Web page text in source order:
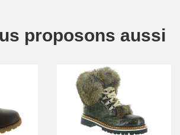
proposons aussi